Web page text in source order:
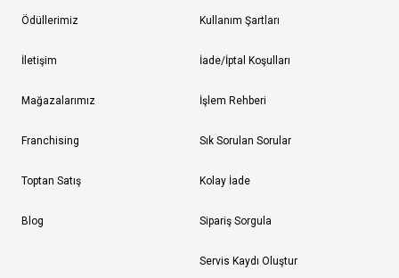
Ödüllerimiz
İletişim
Mağazalarımız
Franchising
Toptan Satış
Blog
Kullanım Şartları
İade/İptal Koşulları
İşlem Rehberi
Sık Sorulan Sorular
Kolay İade
Sipariş Sorgula
Servis Kaydı Oluştur